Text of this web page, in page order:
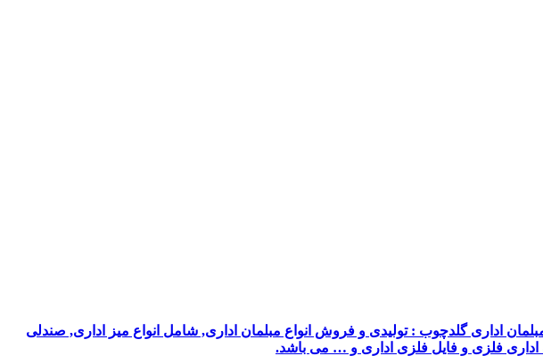
اداری گلدچوب : تولیدی و فروش انواع مبلمان اداری, شامل انواع میز اداری, صندلی
اداری فلزی و فایل فلزی اداری و … می باشد.